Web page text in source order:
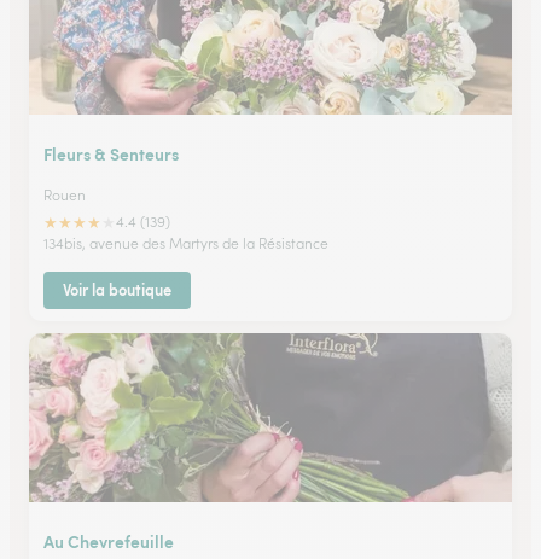
Fleurs & Senteurs
Rouen
★★★★
4.4 (139)
134bis, avenue des Martyrs de la Résistance
Voir la boutique
Au Chevrefeuille